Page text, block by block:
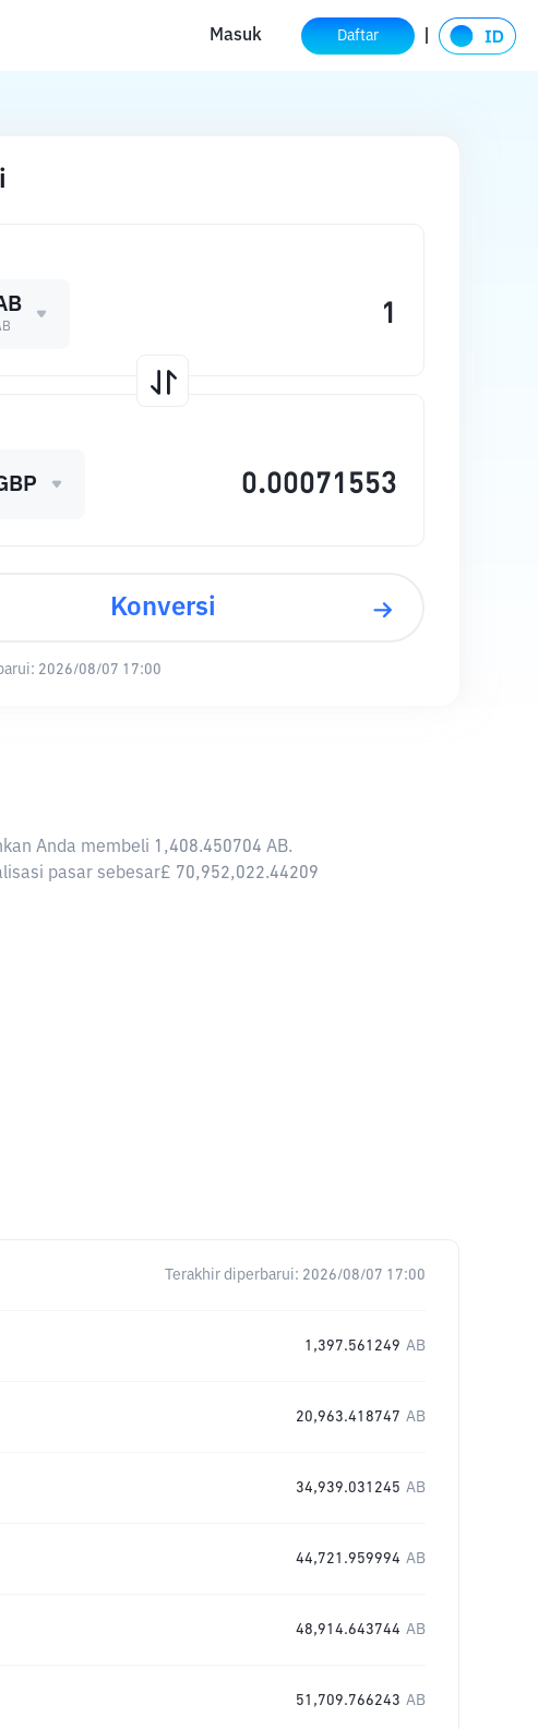
Masuk Daftar
Konversi
2026/08/07 17:00
Anda membeli 1,408.450704 AB.
pasar sebesar£ 70,952,022.44209
Terakhir diperbarui: 2026/08/07 17:00
1,397.561249 AB
20,963.418747 AB
34,939.031245 AB
44,721.959994 AB
48,914.643744 AB
51,709.766243 AB